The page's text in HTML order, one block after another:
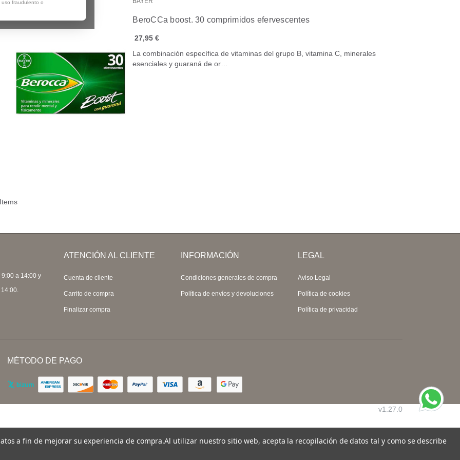
BeroCCa boost. 30 comprimidos efervescentes
27,95 €
La combinación específica de vitaminas del grupo B, vitamina C, minerales
esenciales y guaraná de or…
a 14:00 y
ATENCIÓN AL CLIENTE
Cuenta de cliente
Carrito de compra
Finalizar compra
INFORMACIÓN
Condiciones generales de compra
Política de envíos y devoluciones
LEGAL
Aviso Legal
Política de cookies
Política de privacidad
MÉTODO DE PAGO
v1.27.0
a fin de mejorar su experiencia de compra.Al utilizar nuestro sitio web, acepta la recopilación de datos tal y como se describe
fraudulento o